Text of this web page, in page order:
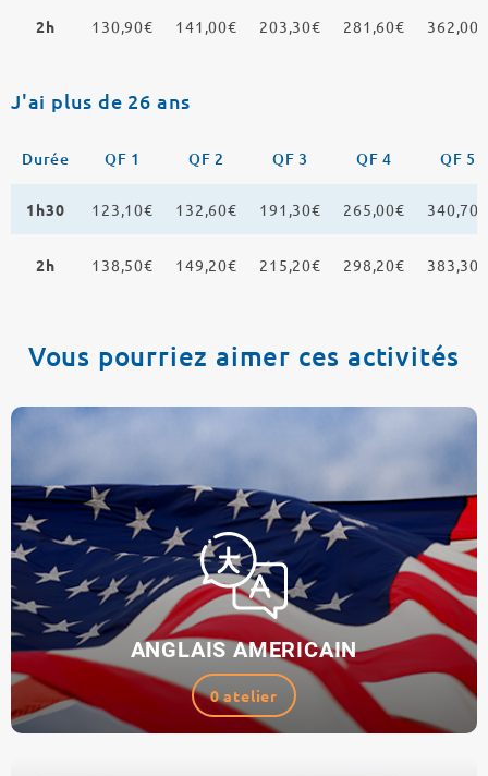
2h 130,90€ 141,00€ 203,30€ 281,60€ 362,00€
J'ai plus de 26 ans
Durée QF 1 QF 2 QF 3 QF 4 QF 5
1h30 123,10€ 132,60€ 191,30€ 265,00€ 340,70€
2h 138,50€ 149,20€ 215,20€ 298,20€ 383,30€
Vous pourriez aimer ces activités
ANGLAIS AMERICAIN
0 atelier